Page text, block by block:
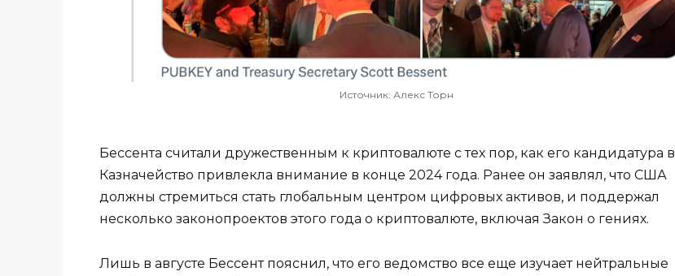
Источник: Алекс Торн
Бессента считали дружественным к криптовалюте с тех пор, как его кандидатура в
Казначейство привлекла внимание в конце 2024 года. Ранее он заявлял, что США
должны стремиться стать глобальным центром цифровых активов, и поддержал
несколько законопроектов этого года о криптовалюте, включая Закон о гениях.
Лишь в августе Бессент пояснил, что его ведомство все еще изучает нейтральные